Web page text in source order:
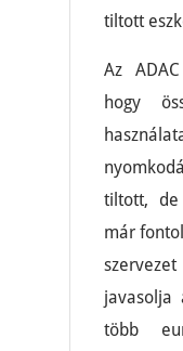
tiltott
Az
hogy
tiltott, de
már
javasolja
több